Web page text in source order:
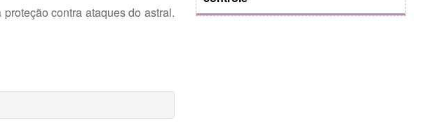
contra ataques do astral.